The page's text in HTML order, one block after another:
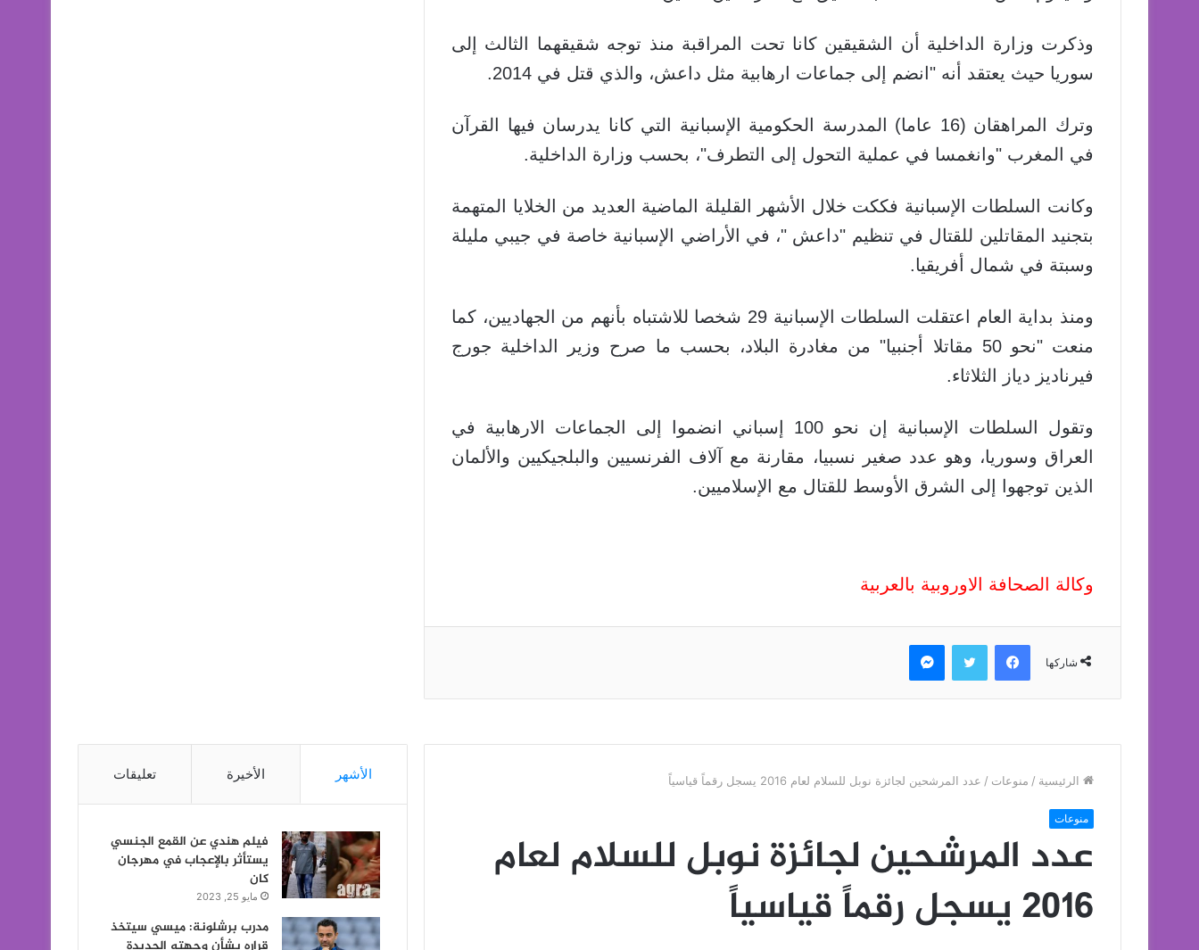
وذكرت وزارة الداخلية أن الشقيقين كانا تحت المراقبة منذ توجه شقيقهما الثالث إلى
سوريا حيث يعتقد أنه "انضم إلى جماعات ارهابية مثل داعش، والذي قتل في 2014.
وترك المراهقان (16 عاما) المدرسة الحكومية الإسبانية التي كانا يدرسان فيها القرآن
في المغرب "وانغمسا في عملية التحول إلى التطرف"، بحسب وزارة الداخلية.
وكانت السلطات الإسبانية فككت خلال الأشهر القليلة الماضية العديد من الخلايا المتهمة
بتجنيد المقاتلين للقتال في تنظيم "داعش "، في الأراضي الإسبانية خاصة في جيبي مليلة
وسبتة في شمال أفريقيا.
ومنذ بداية العام اعتقلت السلطات الإسبانية 29 شخصا للاشتباه بأنهم من الجهاديين، كما
منعت "نحو 50 مقاتلا أجنبيا" من مغادرة البلاد، بحسب ما صرح وزير الداخلية جورج
فيرناديز دياز الثلاثاء.
وتقول السلطات الإسبانية إن نحو 100 إسباني انضموا إلى الجماعات الارهابية في
العراق وسوريا، وهو عدد صغير نسبيا، مقارنة مع آلاف الفرنسيين والبلجيكيين والألمان
الذين توجهوا إلى الشرق الأوسط للقتال مع الإسلاميين.
وكالة الصحافة الاوروبية بالعربية
شاركها
فيسبوك تويتر ماسنجر